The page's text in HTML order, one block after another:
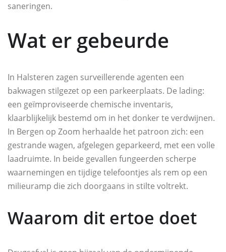
saneringen.
Wat er gebeurde
In Halsteren zagen surveillerende agenten een
bakwagen stilgezet op een parkeerplaats. De lading:
een geïmproviseerde chemische inventaris,
klaarblijkelijk bestemd om in het donker te verdwijnen.
In Bergen op Zoom herhaalde het patroon zich: een
gestrande wagen, afgelegen geparkeerd, met een volle
laadruimte. In beide gevallen fungeerden scherpe
waarnemingen en tijdige telefoontjes als rem op een
milieuramp die zich doorgaans in stilte voltrekt.
Waarom dit ertoe doet